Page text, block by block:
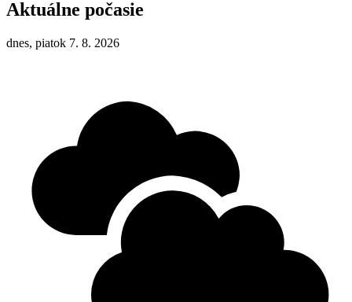
Aktuálne počasie
dnes, piatok 7. 8. 2026